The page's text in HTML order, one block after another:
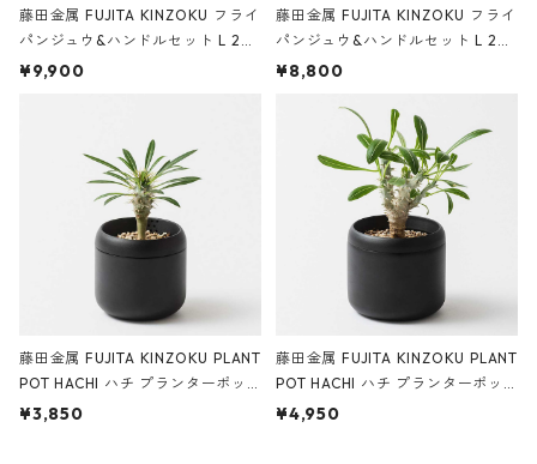
藤田金属 FUJITA KINZOKU フライ
パンジュウ&ハンドルセット L 24c
m ガス火・IH対応 鉄フライパン
¥9,900
藤田金属 FUJITA KINZOKU フライ
パンジュウ&ハンドルセット L 24c
m ガス火・IH対応 鉄フライパン
¥8,800
藤田金属 FUJITA KINZOKU PLANT
POT HACHI ハチ プランターポッ
ト 2号 ブラック
¥3,850
藤田金属 FUJITA KINZOKU PLANT
POT HACHI ハチ プランターポッ
ト 3号 ブラック
¥4,950